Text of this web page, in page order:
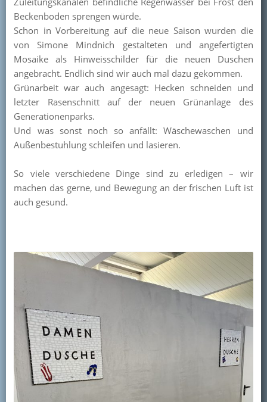
Team
Pressearchiv
Mitglied werden
Beckenboden sprengen würde.
Schon in Vorbereitung auf die neue Saison wurden die
von Simone Mindnich gestalteten und angefertigten
Mosaike als Hinweisschilder für die neuen Duschen
angebracht. Endlich sind wir auch mal dazu gekommen.
Grünarbeit war auch angesagt: Hecken schneiden und
letzter Rasenschnitt auf der neuen Grünanlage des
Generationenparks.
Und was sonst noch so anfällt: Wäschewaschen und
Außenbestuhlung schleifen und lasieren.
So viele verschiedene Dinge sind zu erledigen – wir
machen das gerne, und Bewegung an der frischen Luft ist
auch gesund.